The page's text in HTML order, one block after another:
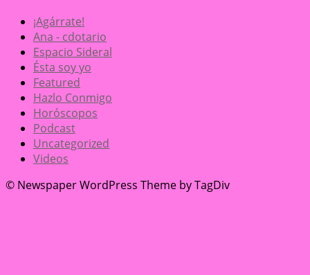
¡Agárrate!
Ana - cdotario
Espacio Sideral
Ésta soy yo
Featured
Hazlo Conmigo
Horóscopos
Podcast
Uncategorized
Videos
© Newspaper WordPress Theme by TagDiv